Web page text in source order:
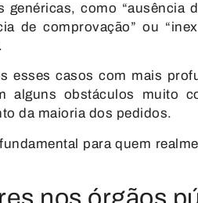
genéricas, como “ausência
de comprovação” ou
esses casos com mais
alguns obstáculos muito
da maioria dos pedidos.
para quem